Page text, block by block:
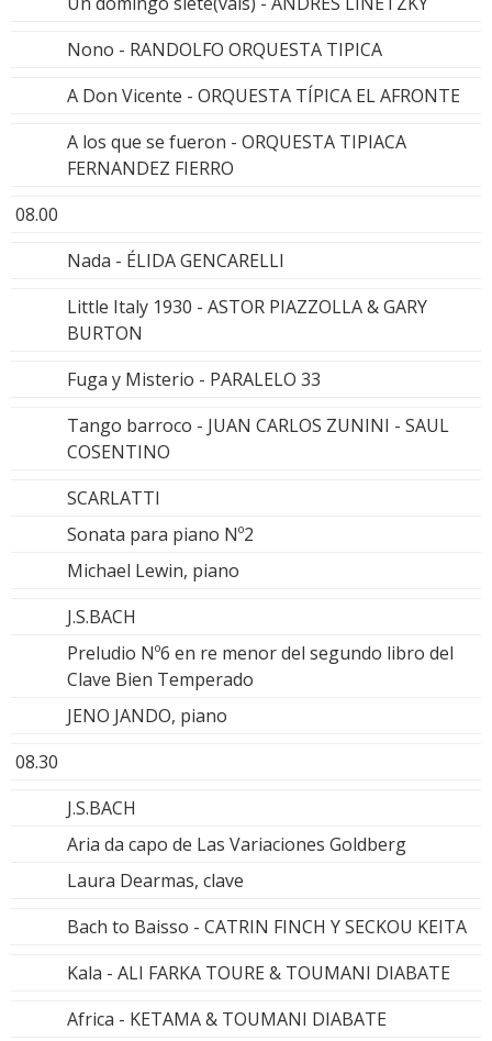
Nono - RANDOLFO ORQUESTA TIPICA
A Don Vicente - ORQUESTA TÍPICA EL AFRONTE
A los que se fueron - ORQUESTA TIPIACA
FERNANDEZ FIERRO
08.00
Nada - ÉLIDA GENCARELLI
Little Italy 1930 - ASTOR PIAZZOLLA & GARY
BURTON
Fuga y Misterio - PARALELO 33
Tango barroco - JUAN CARLOS ZUNINI - SAUL
COSENTINO
SCARLATTI
Sonata para piano Nº2
Michael Lewin, piano
J.S.BACH
Preludio Nº6 en re menor del segundo libro del
Clave Bien Temperado
JENO JANDO, piano
08.30
J.S.BACH
Aria da capo de Las Variaciones Goldberg
Laura Dearmas, clave
Bach to Baisso - CATRIN FINCH Y SECKOU KEITA
Kala - ALI FARKA TOURE & TOUMANI DIABATE
Africa - KETAMA & TOUMANI DIABATE